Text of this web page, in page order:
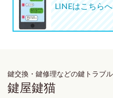
LINEはこちらへ
鍵交換・鍵修理などの鍵トラブ
鍵屋鍵猫